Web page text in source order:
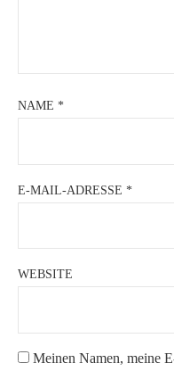
NAME *
E-MAIL-ADRESSE *
WEBSITE
Meinen Namen, meine